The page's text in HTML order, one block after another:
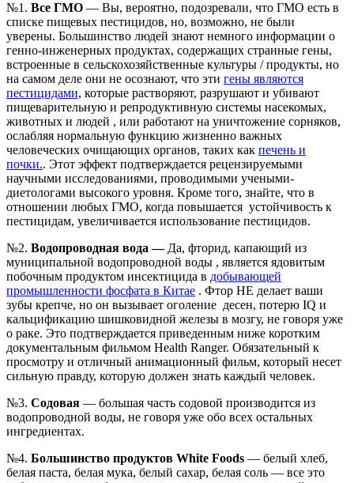
№1. Все ГМО — Вы, вероятно, подозревали, что ГМО есть в
списке пищевых пестицидов, но, возможно, не были
уверены. Большинство людей знают немного информации о
генно-инженерных продуктах, содержащих странные гены,
встроенные в сельскохозяйственные культуры / продукты, но
на самом деле они не осознают, что эти гены являются
пестицидами, которые растворяют, разрушают и убивают
пищеварительную и репродуктивную системы насекомых,
животных и людей , или работают на уничтожение сорняков,
ослабляя нормальную функцию жизненно важных
человеческих очищающих органов, таких как печень и
почки.. Этот эффект подтверждается рецензируемыми
научными исследованиями, проводимыми учеными-
диетологами высокого уровня. Кроме того, знайте, что в
отношении любых ГМО, когда повышается устойчивость к
пестицидам, увеличивается использование пестицидов.
№2. Водопроводная вода —Да, фторид, капающий из
муниципальной водопроводной воды , является ядовитым
побочным продуктом инсектицида в добывающей
промышленности фосфата в Китае . Фтор НЕ делает ваши
зубы крепче, но он вызывает оголение десен, потерю IQ и
кальцификацию шишковидной железы в мозгу, не говоря уже
о раке. Это подтверждается приведенным ниже коротким
документальным фильмом Health Ranger. Обязательный к
просмотру и отличный анимационный фильм, который несет
сильную правду, которую должен знать каждый человек.
№3. Содовая — большая часть содовой производится из
водопроводной воды, не говоря уже обо всех остальных
ингредиентах.
№4. Большинство продуктов White Foods — белый хлеб,
белая паста, белая мука, белый сахар, белая соль — все это